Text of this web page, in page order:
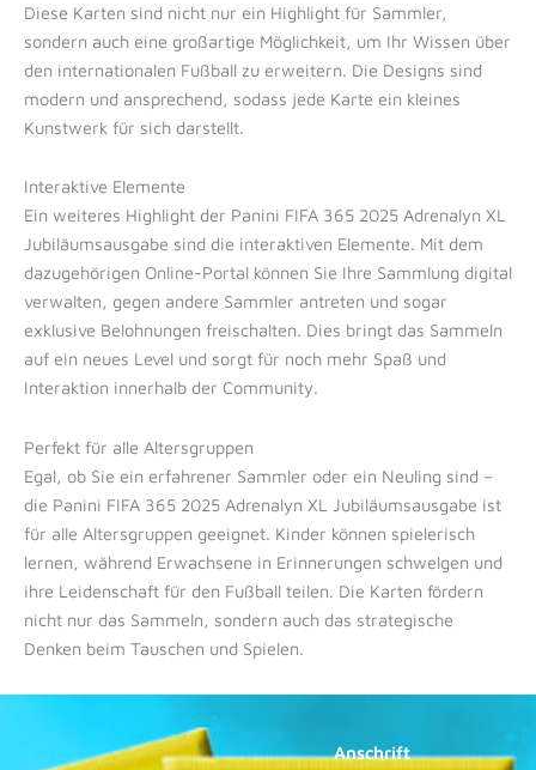
Diese Karten sind nicht nur ein Highlight für Sammler,
sondern auch eine großartige Möglichkeit, um Ihr Wissen über
den internationalen Fußball zu erweitern. Die Designs sind
modern und ansprechend, sodass jede Karte ein kleines
Kunstwerk für sich darstellt.
Interaktive Elemente
Ein weiteres Highlight der Panini FIFA 365 2025 Adrenalyn XL
Jubiläumsausgabe sind die interaktiven Elemente. Mit dem
dazugehörigen Online-Portal können Sie Ihre Sammlung digital
verwalten, gegen andere Sammler antreten und sogar
exklusive Belohnungen freischalten. Dies bringt das Sammeln
auf ein neues Level und sorgt für noch mehr Spaß und
Interaktion innerhalb der Community.
Perfekt für alle Altersgruppen
Egal, ob Sie ein erfahrener Sammler oder ein Neuling sind –
die Panini FIFA 365 2025 Adrenalyn XL Jubiläumsausgabe ist
für alle Altersgruppen geeignet. Kinder können spielerisch
lernen, während Erwachsene in Erinnerungen schwelgen und
ihre Leidenschaft für den Fußball teilen. Die Karten fördern
nicht nur das Sammeln, sondern auch das strategische
Denken beim Tauschen und Spielen.
Anschrift